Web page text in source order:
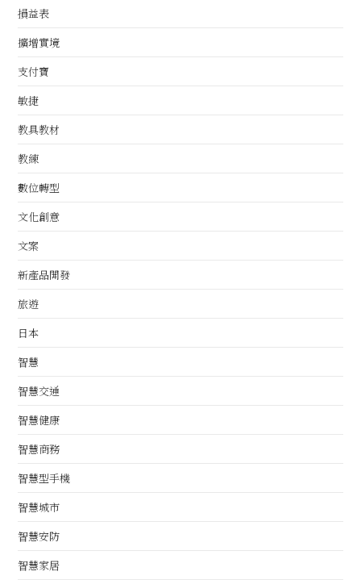
損益表
擴增實境
支付寶
敏捷
教具教材
教練
數位轉型
文化創意
文案
新產品開發
旅遊
日本
智慧
智慧交通
智慧健康
智慧商務
智慧型手機
智慧城市
智慧安防
智慧家居